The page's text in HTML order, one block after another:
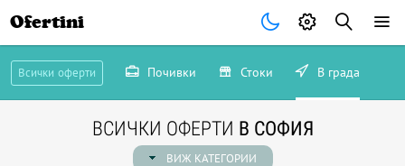
Ofertini
Всички оферти Почивки Стоки В града
ВСИЧКИ ОФЕРТИ В СОФИЯ
ВИЖ КАТЕГОРИИ